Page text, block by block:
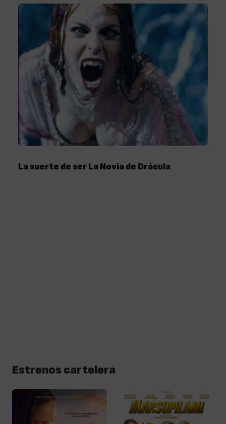
La suerte de ser La Novia de Drácula
Estrenos cartelera